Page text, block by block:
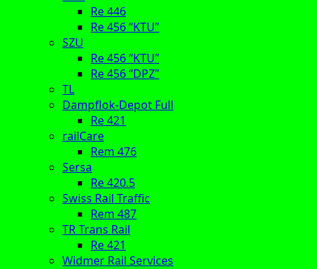
Re 446
Re 456 “KTU”
SZU
Re 456 “KTU”
Re 456 “DPZ”
TL
Dampflok-Depot Full
Re 421
railCare
Rem 476
Sersa
Re 420.5
Swiss Rail Traffic
Rem 487
TR Trans Rail
Re 421
Widmer Rail Services